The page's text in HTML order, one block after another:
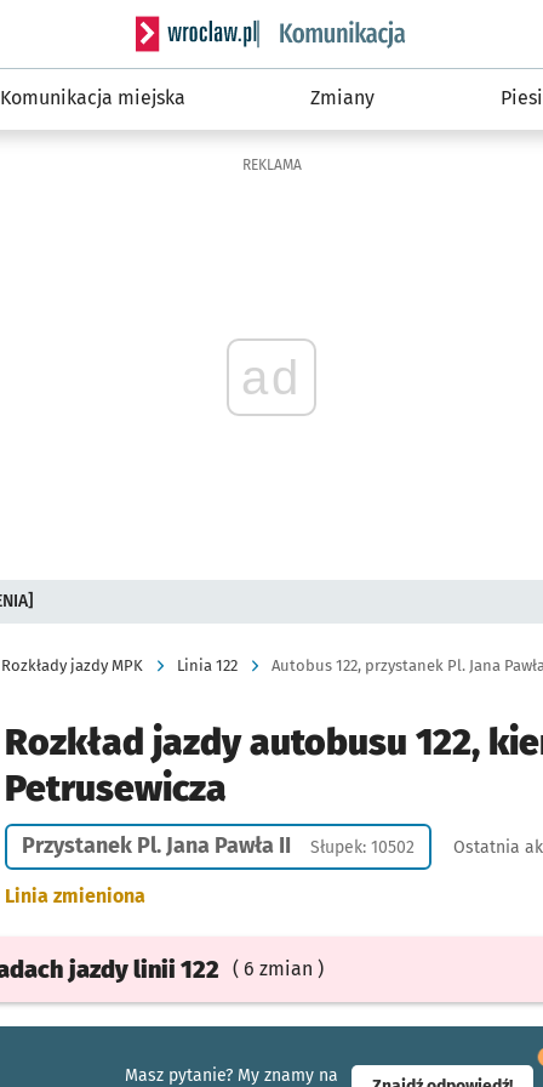
Serwis informacyjny wroclaw.pl podserwis:
Komunikacja miejska Zmiany Piesi
REKLAMA
ad
Rozkłady jazdy MPK Linia 122 Autobus 122, przystanek Pl. Jana
Rozkład jazdy autobusu 122,
Petrusewicza
Przystanek Pl. Jana Pawła II Słupek: 10502 Ostatnia
Linia zmieniona
jazdylinii 122 ( 6 zmian )
Masz pytanie? My znamy na